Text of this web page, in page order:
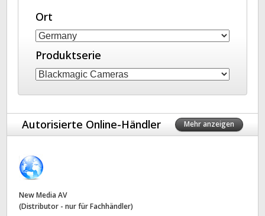
Workflow
Zubehör
Blackmagic RAW
Austria
Brazil
Canada
Denmark
Finland
Germany
Ort
Produktserie
Autorisierte Online-Händler Mehr anzeigen
New Media AV
(Distributor - nur für Fachhändler)